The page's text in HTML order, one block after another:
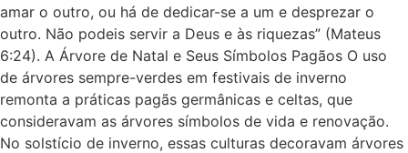
amar o outro, ou há de dedicar-se a um e desprezar o
outro. Não podeis servir a Deus e às riquezas” (Mateus
6:24). A Árvore de Natal e Seus Símbolos Pagãos O uso
de árvores sempre-verdes em festivais de inverno
remonta a práticas pagãs germânicas e celtas, que
consideravam as árvores símbolos de vida e renovação.
No solstício de inverno, essas culturas decoravam árvores